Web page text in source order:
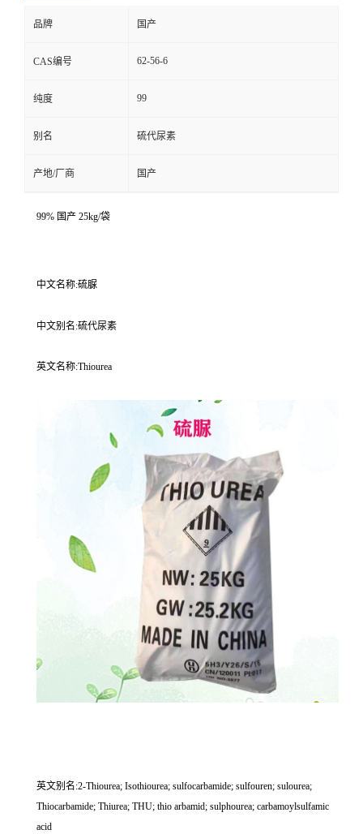
品牌 国产
CAS编号 62-56-6
纯度 99
别名 硫代尿素
产地/厂商 国产
99% 国产 25kg/袋
中文名称:硫脲
中文别名:硫代尿素
英文名称:Thiourea
英文别名:2-Thiourea; Isothiourea; sulfocarbamide; sulfouren; sulourea;
Thiocarbamide; Thiurea; THU; thio arbamid; sulphourea; carbamoylsulfamic
acid